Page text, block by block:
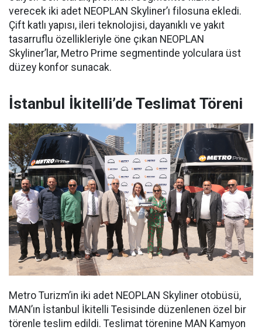
verecek iki adet NEOPLAN Skyliner’ı filosuna ekledi.
Çift katlı yapısı, ileri teknolojisi, dayanıklı ve yakıt
tasarruflu özellikleriyle öne çıkan NEOPLAN
Skyliner’lar, Metro Prime segmentinde yolculara üst
düzey konfor sunacak.
İstanbul İkitelli’de Teslimat Töreni
Metro Turizm’in iki adet NEOPLAN Skyliner otobüsü,
MAN’ın İstanbul İkitelli Tesisinde düzenlenen özel bir
törenle teslim edildi. Teslimat törenine MAN Kamyon